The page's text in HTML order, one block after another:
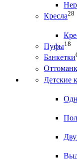
Кресла28
Пуфы18
Банкетки
Детские